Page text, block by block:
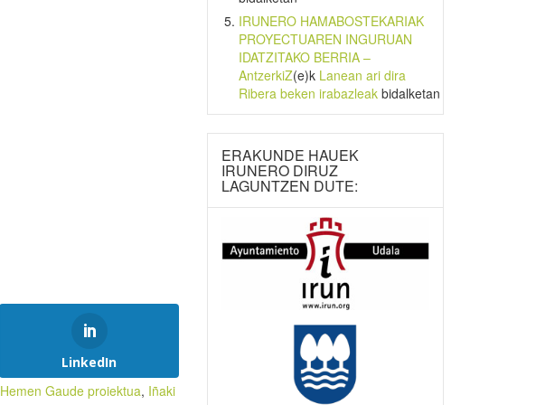
LinkedIn
Hemen Gaude proiektua, Iñaki
IRUNERO HAMABOSTEKARIAK
PROYECTUAREN INGURUAN
IDATZITAKO BERRIA –
AntzerkiZ(e)k Lanean ari dira
Ribera beken irabazleakbidalketan
ERAKUNDE HAUEK
IRUNERO DIRUZ
LAGUNTZEN DUTE: